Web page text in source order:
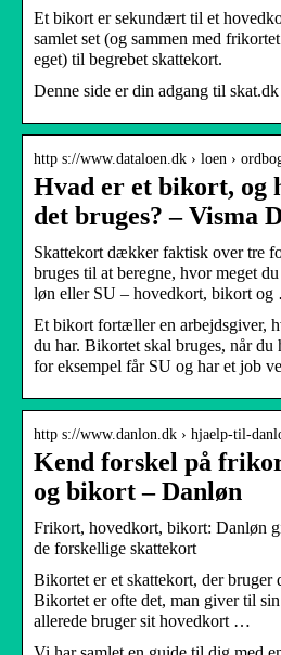
Et bikort er sekundært til et
samlet set (og sammen med
eget) til begrebet skattekort.
Denne side er din adgang til skat.dk
http s://www.dataloen.dk › loen ›
Hvad er et bikort, og
det bruges? – Visma
Skattekort dækker faktisk over tre
bruges til at beregne, hvor meget
løn eller SU – hovedkort, bikort
Et bikort fortæller en arbejdsgiver,
du har. Bikortet skal bruges, når du
for eksempel får SU og har et job
http s://www.danlon.dk › hjaelp-til-
Kend forskel på
og bikort – Danløn
Frikort, hovedkort, bikort: Danløn
de forskellige skattekort
Bikortet er et skattekort, der
Bikortet er ofte det, man giver til
allerede bruger sit hovedkort …